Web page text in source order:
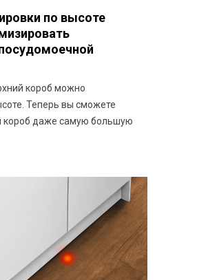
по высоте
короб можно
Теперь вы сможете
короб даже самую большую